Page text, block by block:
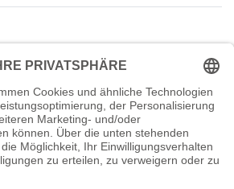
has no availability for an appointment.
oderkontaktieren Sie uns.